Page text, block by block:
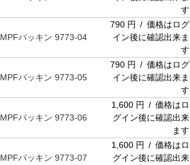
す
MPFパッキン 9773-04
790 円 / 価格はログ
イン後に確認出来ま
す
MPFパッキン 9773-05
790 円 / 価格はログ
イン後に確認出来ま
す
MPFパッキン 9773-06
1,600 円 / 価格はロ
グイン後に確認出来
ます
MPFパッキン 9773-07
1,600 円 / 価格はロ
グイン後に確認出来